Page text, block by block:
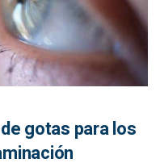
gotas para los